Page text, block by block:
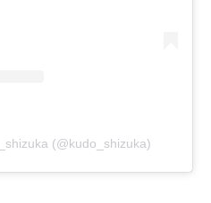
(@kudo_shizuka)